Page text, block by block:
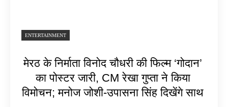
ENTERTAINMENT
मेरठ के निर्माता विनोद चौधरी की फिल्म ‘गोदान’
का पोस्टर जारी, CM रेखा गुप्ता ने किया
विमोचन; मनोज जोशी-उपासना सिंह दिखेंगे साथ